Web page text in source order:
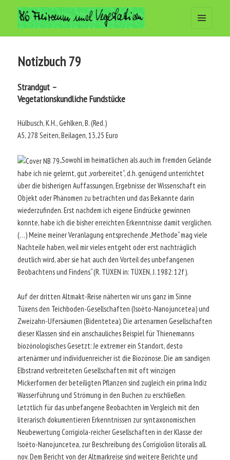
Arbeitsgemeinschaft Freiraum
und Vegetation
Notizbuch 79
Strandgut –
Vegetationskundliche Fundstücke
Hülbusch, K.H., Gehlken, B. (Red.)
A5, 278 Seiten, Beilagen, 13,25 Euro
„Sowohl im heimatlichen als auch im fremden Gelände
habe ich nie gelernt, gut „vorbereitet“, d.h. genügend unterrichtet
über die bisherigen Auffassungen, Ergebnisse der Wissenschaft ein
Objekt oder Phänomen zu betrachten und das Bekannte darin
wiederzufinden. Erst nachdem ich eigene Eindrücke gewinnen
konnte, habe ich die bisher erreichten Erkenntnisse damit verglichen.
(…) Meine meiner Veranlagung entsprechende „Methode“ mag viele
Nachteile haben, weil mir vieles entgeht oder erst nachträglich
deutlich wird, aber sie hat auch den Vorteil des unbefangenen
Beobachtens und Findens“ (R. TÜXEN in: TÜXEN, J. 1982: 12f).
Auf der dritten Altmakt-Reise näherten wir uns ganz im Sinne
Tüxens den Teichboden-Gesellschaften (Isoëto-Nanojuncetea) und
Zweizahn-Ufersäumen (Bidentetea). Die artenarmen Gesellschaften
dieser Klassen sind ein anschauliches Beispiel für Thienemanns
biozönologisches Gesetzt: Je extremer ein Standort, desto
artenärmer und individuenreicher ist die Biozönose. Die am sandigen
Elbstrand verbreiteten Gesellschaften mit oft winzigen
Mickerformen der beteiligten Pflanzen sind zugleich ein prima Indiz
Wasserführung und Strömung in den Buchen zu erschließen.
Letztlich für das unbefangene Beobachten im Vergleich mit den
literarisch dokumentieren Erkenntnissen zur syntaxonomischen
Neubewertung Corrigiola-reicher Gesellschaften in der Klasse der
Isoëto-Nanojuncetea, zur Beschreibung des Corrigiolion litoralis all.
nov. Dem Bericht von der Altmarkreise sind weitere Berichte und